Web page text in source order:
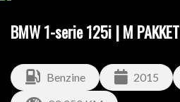
BMW 1-serie 125i | M PAKKET
Benzine 2015